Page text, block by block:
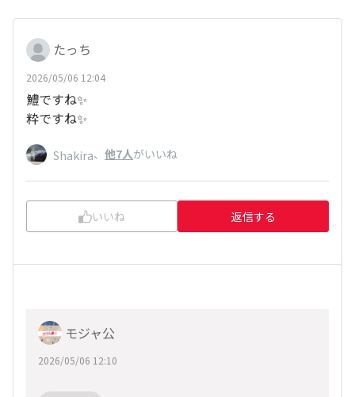
たっち
2026/05/06 12:04
鱧ですね✨️
粋ですね✨️
Shakira、 他7人がいいね
いいね 返信する
モジャ公
2026/05/06 12:10